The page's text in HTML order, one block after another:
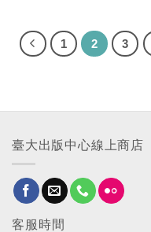
1 2 3
臺大出版中心線上商店
客服時間